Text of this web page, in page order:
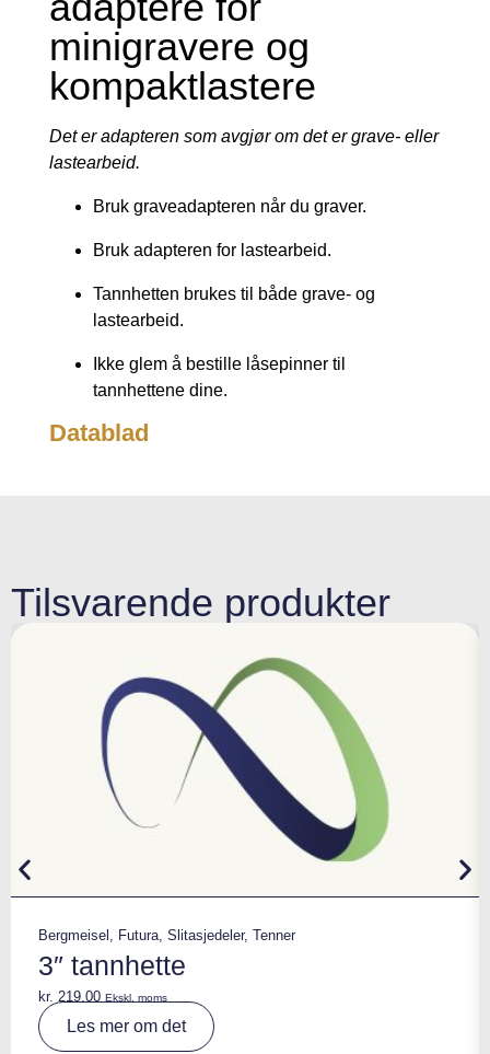
minigravere og
kompaktlastere
Det er adapteren som avgjør om det er grave- eller
lastearbeid.
Bruk graveadapteren når du graver.
Bruk adapteren for lastearbeid.
Tannhetten brukes til både grave- og
lastearbeid.
Ikke glem å bestille låsepinner til
tannhettene dine.
Datablad
Tilsvarende produkter
Bergmeisel Futura Slitasjedeler, Tenner
3″ tannhette
kr. 219,00 Ekskl. moms
Les mer om det